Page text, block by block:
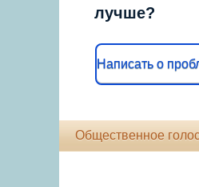
лучше?
Написать о
Общественное